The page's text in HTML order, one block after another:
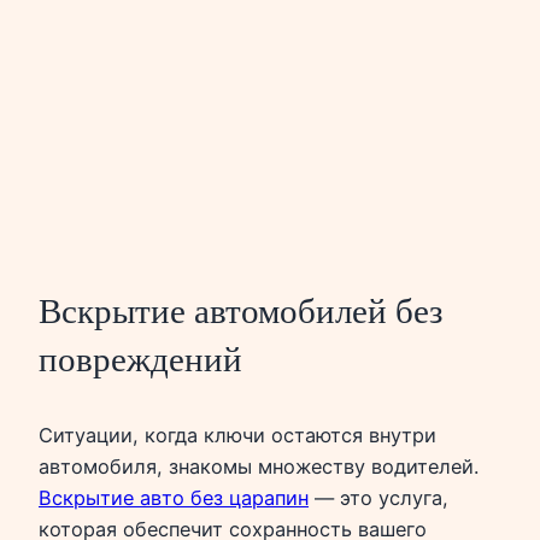
Вскрытие автомобилей без
повреждений
Ситуации, когда ключи остаются внутри
автомобиля, знакомы множеству водителей.
Вскрытие авто без царапин — это услуга,
которая обеспечит сохранность вашего